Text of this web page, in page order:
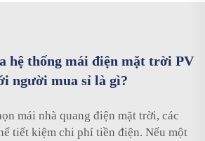
hệ thống mái điện mặt trời PV
người mua sỉ là gì?
mái nhà quang điện mặt trời, các
tiết kiệm chi phí tiền điện. Nếu một